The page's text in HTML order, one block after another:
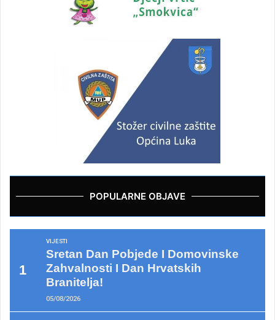
POPULARNE OBJAVE
VIJESTI
Sretan Dan Pobjede I Domovinske
Zahvalnosti I Dan Hrvatskih
Branitelja!
05/08/2026